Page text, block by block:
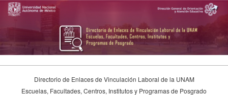
Directorio de Enlaces de Vinculación Laboral de la UNAM
Escuelas, Facultades, Centros, Institutos y Programas de Posgrado